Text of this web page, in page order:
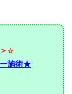
☆
施術★